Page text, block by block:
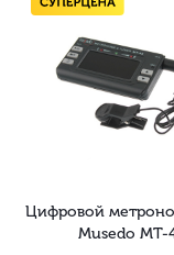
Цифровой
Musedo MT-